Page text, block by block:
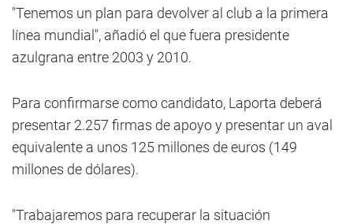
"Tenemos un plan para devolver al club a la primera
línea mundial", añadió el que fuera presidente
azulgrana entre 2003 y 2010.
Para confirmarse como candidato, Laporta deberá
presentar 2.257 firmas de apoyo y presentar un aval
equivalente a unos 125 millones de euros (149
millones de dólares).
"Trabajaremos para recuperar la situación